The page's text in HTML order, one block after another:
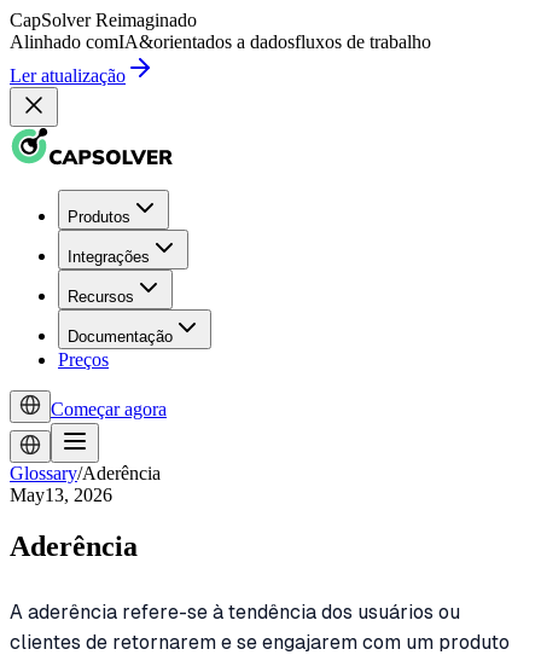
CapSolver Reimaginado
Alinhado comIA&orientados a dadosfluxos de trabalho
Ler atualização
Produtos
Integrações
Recursos
Documentação
Preços
Começar agora
Glossary/Aderência
May13, 2026
Aderência
A aderência refere-se à tendência dos usuários ou
clientes de retornarem e se engajarem com um produto